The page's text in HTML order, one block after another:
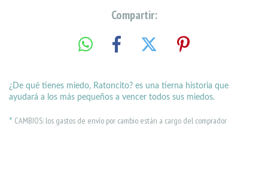
Compartir:
¿De qué tienes miedo, Ratoncito? es una tierna historia que
ayudará a los más pequeños a vencer todos sus miedos.
* CAMBIOS: los gastos de envío por cambio están a cargo del comprador